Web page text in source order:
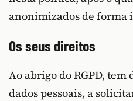
anonimizados de forma
Os seus direitos
Ao abrigo do RGPD, tem
dados pessoais, a